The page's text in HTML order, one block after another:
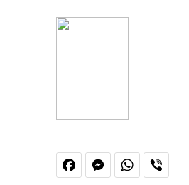
FacebookMessengerWhatsApp